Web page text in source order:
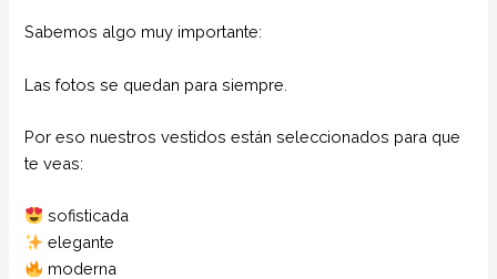
Sabemos algo muy importante:
Las fotos se quedan para siempre.
Por eso nuestros vestidos están seleccionados para que
te veas:
sofisticada
elegante
moderna